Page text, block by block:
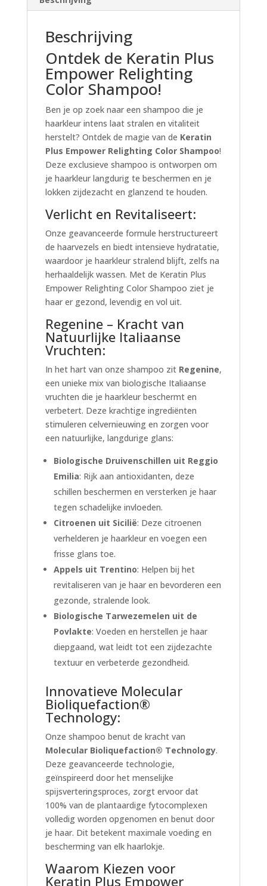
Beschrijving
Ontdek de Keratin Plus
Empower Relighting
Color Shampoo!
Ben je op zoek naar een shampoo die je
haarkleur intens laat stralen en vitaliteit
herstelt? Ontdek de magie van de Keratin
Plus Empower Relighting Color Shampoo!
Deze exclusieve shampoo is ontworpen om
je haarkleur langdurig te beschermen en je
lokken zijdezacht en glanzend te houden.
Verlicht en Revitaliseert:
Onze geavanceerde formule herstructureert
de haarvezels en biedt intensieve hydratatie,
waardoor je haarkleur stralend blijft, zelfs na
herhaaldelijk wassen. Met de Keratin Plus
Empower Relighting Color Shampoo ziet je
haar er gezond, levendig en vol uit.
Regenine – Kracht van
Natuurlijke Italiaanse
Vruchten:
In het hart van onze shampoo zit Regenine,
een unieke mix van biologische Italiaanse
vruchten die je haarkleur beschermt en
verbetert. Deze krachtige ingrediënten
stimuleren celvernieuwing en zorgen voor
een natuurlijke, langdurige glans:
Biologische Druivenschillen uit Reggio
Emilia: Rijk aan antioxidanten, deze
schillen beschermen en versterken je haar
tegen schadelijke invloeden.
Citroenen uit Sicilië: Deze citroenen
verhelderen je haarkleur en voegen een
frisse glans toe.
Appels uit Trentino: Helpen bij het
revitaliseren van je haar en bevorderen een
gezonde, stralende look.
Biologische Tarwezemelen uit de
Povlakte: Voeden en herstellen je haar
diepgaand, wat leidt tot een zijdezachte
textuur en verbeterde gezondheid.
Innovatieve Molecular
Bioliquefaction®
Technology:
Onze shampoo benut de kracht van
Molecular Bioliquefaction® Technology.
Deze geavanceerde technologie,
geïnspireerd door het menselijke
spijsverteringsproces, zorgt ervoor dat
100% van de plantaardige fytocomplexen
volledig worden opgenomen en benut door
je haar. Dit betekent maximale voeding en
bescherming van elk haarlokje.
Waarom Kiezen voor
Keratin Plus Empower